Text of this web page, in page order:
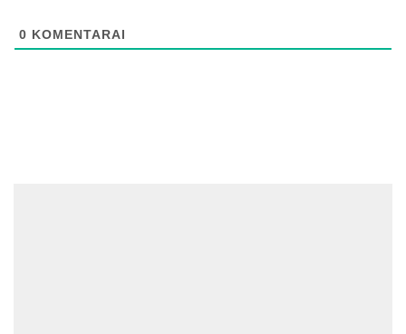
0 KOMENTARAI